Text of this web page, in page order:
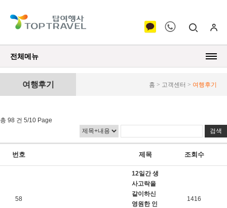
전체메뉴
홈 > 고객센터 > 여행후기
여행후기
총 98 건 5/10 Page
번호 제목 조회수
58
12일간 생
사고락을
같이하신
영원한 인
1416